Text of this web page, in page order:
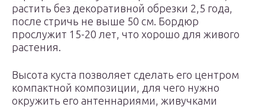
растить без декоративной обрезки 2,5 года,
после стричь не выше 50 см. Бордюр
прослужит 15-20 лет, что хорошо для живого
растения.
Высота куста позволяет сделать его центром
компактной композиции, для чего нужно
окружить его антеннариями, живучками